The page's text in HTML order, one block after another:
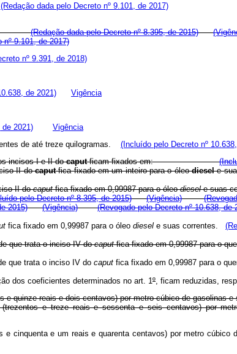
(Redação dada pelo Decreto nº 9.101, de 2017)
(Redação dada pelo Decreto nº 8.395, de 2015)
nº 9.101, de 2017)
nº 9.391, de 2018)
de 2021)
Vigência
de 2021)
Vigência
de até treze quilogramas. (Incluído pelo Decreto nº
incisos I e II docaputficam fixados em:
II docaputfica fixado em um inteiro para o óleodiesele
II docaputfica fixado em 0,99987 para o óleodiesele suas
pelo Decreto nº 8.395, de 2015) (Vigência)
2015) (Vigência) (Revogado pelo Decreto nº 10.638, de
fica fixado em 0,99987 para o óleo diesel e suas correntes.
que trata o inciso IV docaputfica fixado em 0,99987 para o
que trata o inciso IV do caput fica fixado em 0,99987 para o
dos coeficientes determinados no art. 1º , ficam reduzidas,
e quinze reais e dois centavos) por metro cúbico de gasolinas
e treze reais e sessenta e seis centavos) por
cinquenta e um reais e quarenta centavos) por metro cúbico